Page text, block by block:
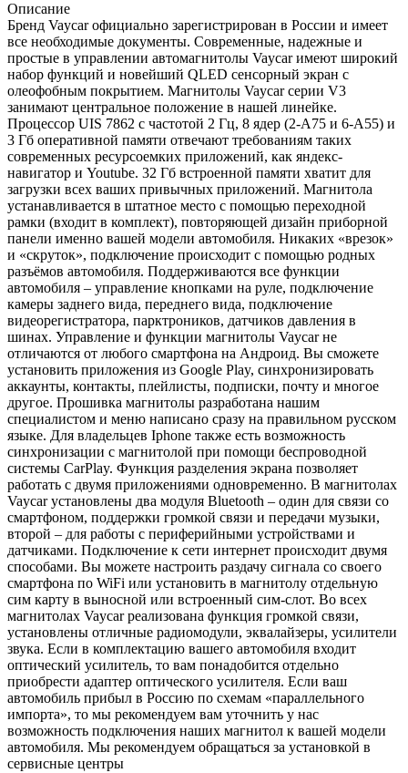
Описание
Бренд Vaycar официально зарегистрирован в России и имеет
все необходимые документы. Современные, надежные и
простые в управлении автомагнитолы Vaycar имеют широкий
набор функций и новейший QLED сенсорный экран с
олеофобным покрытием. Магнитолы Vaycar серии V3
занимают центральное положение в нашей линейке.
Процессор UIS 7862 с частотой 2 Гц, 8 ядер (2-А75 и 6-А55) и
3 Гб оперативной памяти отвечают требованиям таких
современных ресурсоемких приложений, как яндекс-
навигатор и Youtube. 32 Гб встроенной памяти хватит для
загрузки всех ваших привычных приложений. Магнитола
устанавливается в штатное место с помощью переходной
рамки (входит в комплект), повторяющей дизайн приборной
панели именно вашей модели автомобиля. Никаких «врезок»
и «скруток», подключение происходит с помощью родных
разъёмов автомобиля. Поддерживаются все функции
автомобиля – управление кнопками на руле, подключение
камеры заднего вида, переднего вида, подключение
видеорегистратора, парктроников, датчиков давления в
шинах. Управление и функции магнитолы Vaycar не
отличаются от любого смартфона на Андроид. Вы сможете
установить приложения из Google Play, синхронизировать
аккаунты, контакты, плейлисты, подписки, почту и многое
другое. Прошивка магнитолы разработана нашим
специалистом и меню написано сразу на правильном русском
языке. Для владельцев Iphone также есть возможность
синхронизации с магнитолой при помощи беспроводной
системы CarPlay. Функция разделения экрана позволяет
работать с двумя приложениями одновременно. В магнитолах
Vaycar установлены два модуля Bluetooth – один для связи со
смартфоном, поддержки громкой связи и передачи музыки,
второй – для работы с периферийными устройствами и
датчиками. Подключение к сети интернет происходит двумя
способами. Вы можете настроить раздачу сигнала со своего
смартфона по WiFi или установить в магнитолу отдельную
сим карту в выносной или встроенный сим-слот. Во всех
магнитолах Vaycar реализована функция громкой связи,
установлены отличные радиомодули, эквалайзеры, усилители
звука. Если в комплектацию вашего автомобиля входит
оптический усилитель, то вам понадобится отдельно
приобрести адаптер оптического усилителя. Если ваш
автомобиль прибыл в Россию по схемам «параллельного
импорта», то мы рекомендуем вам уточнить у нас
возможность подключения наших магнитол к вашей модели
автомобиля. Мы рекомендуем обращаться за установкой в
сервисные центры